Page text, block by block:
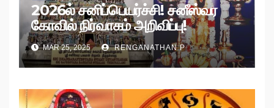
2026ல் சனிப்பெயர்ச்சி! சனீஸ்வர
கோவில் நிர்வாகம் அறிவிப்பு!
MAR 25, 2025 RENGANATHAN P